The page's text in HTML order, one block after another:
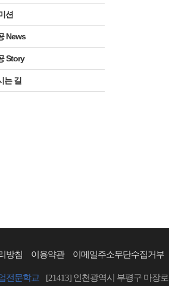
션
News
Story
는 길
방침 이용약관 이메일주소무단수집거부
전문학교 [21413] 인천광역시 부평구 마장